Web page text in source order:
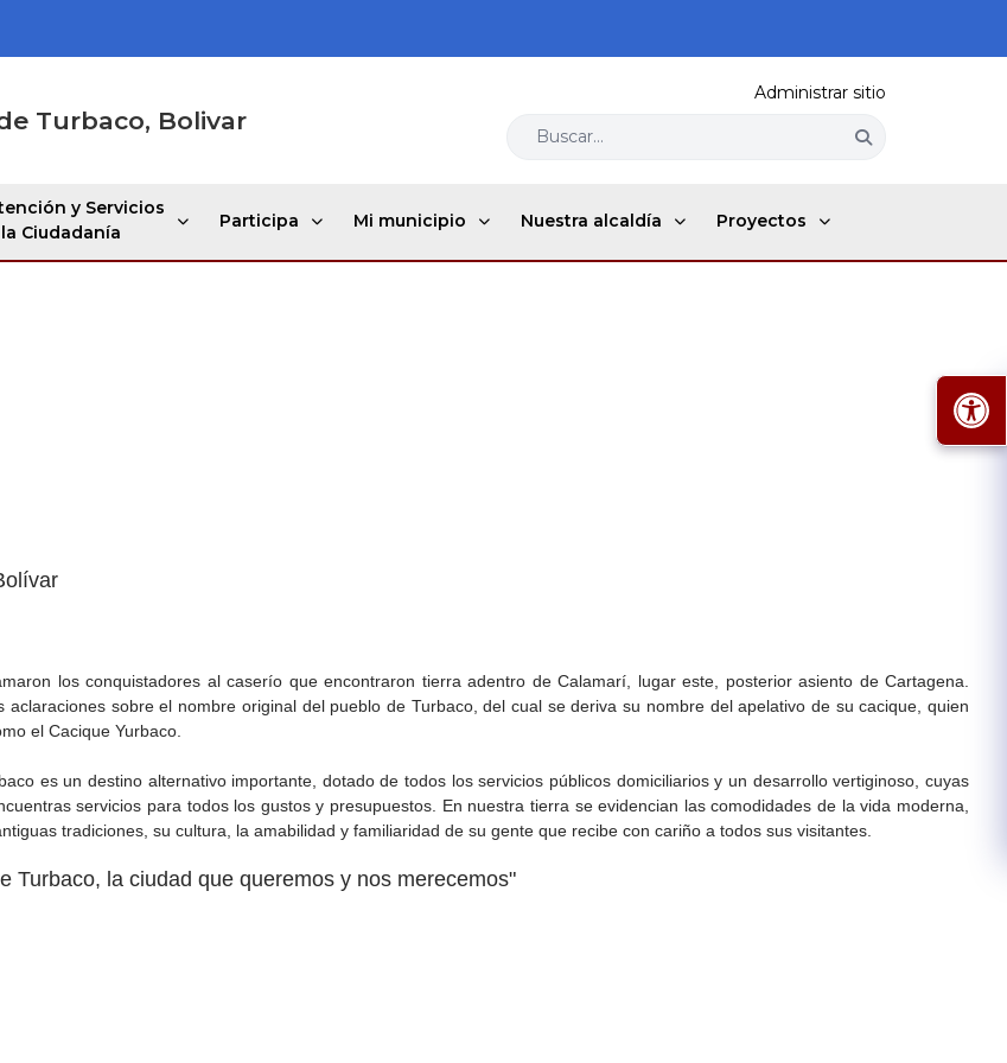
Turbaco, Bolivar
Administrar sitio
Buscar...
y Servicios
Ciudadanía
Participa Mi municipio Nuestra alcaldía Proyectos
los conquistadores al caserío que encontraron tierra adentro de Calamarí, lugar este, posterior asiento de Cartagena.
aclaraciones sobre el nombre original del pueblo de Turbaco, del cual se deriva su nombre del apelativo de su cacique, quien
el Cacique Yurbaco.
es un destino alternativo importante, dotado de todos los servicios públicos domiciliarios y un desarrollo vertiginoso, cuyas
servicios para todos los gustos y p​resupuestos. En nuestra tierra se evidencian las comodidades de la vida moderna,
tradiciones, su cultura, la amabilidad y familiaridad de su gente que recibe con cariño a todos sus visitantes.
Turbaco, la ciudad que queremos y nos merecemos"